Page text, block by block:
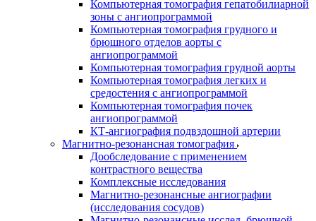
Компьютерная томография гепатобилиарной
зоны с ангиопрограммой
Компьютерная томография грудного и
брюшного отделов аорты с
ангиопрограммой
Компьютерная томография грудной аорты
Компьютерная томография легких и
средостения с ангиопрограммой
Компьютерная томография почек
ангиопрограммой
КТ-ангиография подвздошной артерии
Магнитно-резонансная томография
Дообследование с применением
контрастного вещества
Комплексные исследования
Магнитно-резонансные ангиографии
(исследования сосудов)